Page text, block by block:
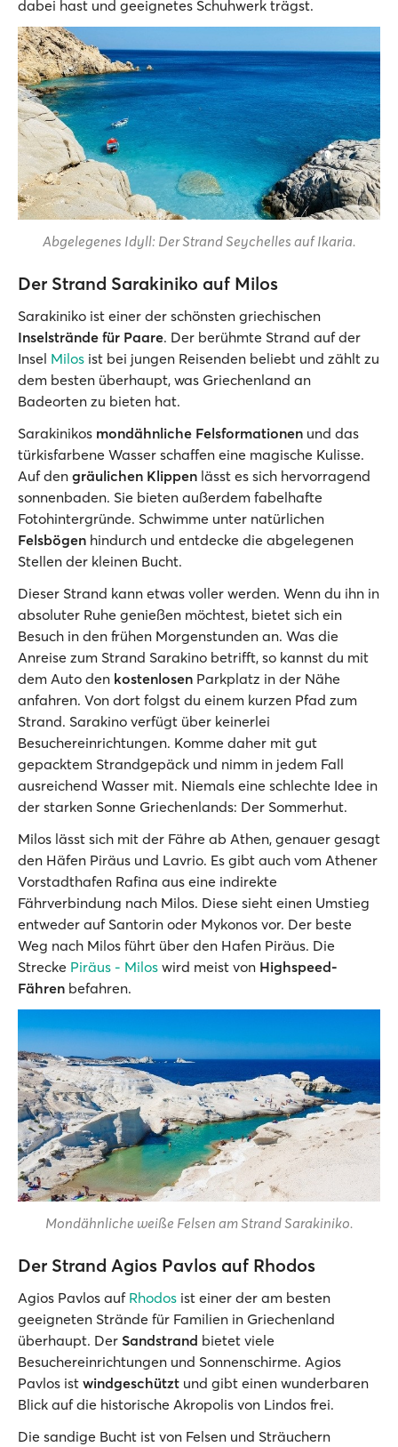
dabei hast und geeignetes Schuhwerk trägst.
Abgelegenes Idyll: Der Strand Seychelles auf Ikaria.
Der Strand Sarakiniko auf Milos
Sarakiniko ist einer der schönsten griechischen
Inselstrände für Paare. Der berühmte Strand auf der
Insel Milos ist bei jungen Reisenden beliebt und zählt zu
dem besten überhaupt, was Griechenland an
Badeorten zu bieten hat.
Sarakinikos mondähnliche Felsformationen und das
türkisfarbene Wasser schaffen eine magische Kulisse.
Auf den gräulichen Klippen lässt es sich hervorragend
sonnenbaden. Sie bieten außerdem fabelhafte
Fotohintergründe. Schwimme unter natürlichen
Felsbögen hindurch und entdecke die abgelegenen
Stellen der kleinen Bucht.
Dieser Strand kann etwas voller werden. Wenn du ihn in
absoluter Ruhe genießen möchtest, bietet sich ein
Besuch in den frühen Morgenstunden an. Was die
Anreise zum Strand Sarakino betrifft, so kannst du mit
dem Auto den kostenlosen Parkplatz in der Nähe
anfahren. Von dort folgst du einem kurzen Pfad zum
Strand. Sarakino verfügt über keinerlei
Besuchereinrichtungen. Komme daher mit gut
gepacktem Strandgepäck und nimm in jedem Fall
ausreichend Wasser mit. Niemals eine schlechte Idee in
der starken Sonne Griechenlands: Der Sommerhut.
Milos lässt sich mit der Fähre ab Athen, genauer gesagt
den Häfen Piräus und Lavrio. Es gibt auch vom Athener
Vorstadthafen Rafina aus eine indirekte
Fährverbindung nach Milos. Diese sieht einen Umstieg
entweder auf Santorin oder Mykonos vor. Der beste
Weg nach Milos führt über den Hafen Piräus. Die
Strecke Piräus - Milos wird meist von Highspeed-
Fähren befahren.
Mondähnliche weiße Felsen am Strand Sarakiniko.
Der Strand Agios Pavlos auf Rhodos
Agios Pavlos auf Rhodos ist einer der am besten
geeigneten Strände für Familien in Griechenland
überhaupt. Der Sandstrand bietet viele
Besuchereinrichtungen und Sonnenschirme. Agios
Pavlos ist windgeschützt und gibt einen wunderbaren
Blick auf die historische Akropolis von Lindos frei.
Die sandige Bucht ist von Felsen und Sträuchern